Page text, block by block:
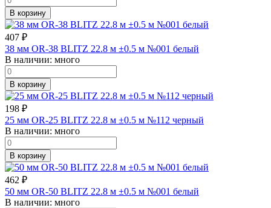
В корзину
407 ₽
38 мм OR-38 BLITZ 22.8 м ±0.5 м №001 белый
В наличии: много
В корзину
198 ₽
25 мм OR-25 BLITZ 22.8 м ±0.5 м №112 черный
В наличии: много
В корзину
462 ₽
50 мм OR-50 BLITZ 22.8 м ±0.5 м №001 белый
В наличии: много